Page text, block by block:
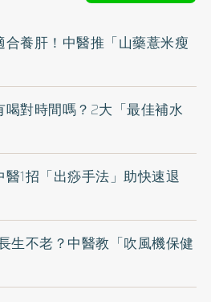
養肝！中醫推「山藥薏米瘦
對時間嗎？2大「最佳補水
1招「出痧手法」助快速退
生不老？中醫教「吹風機保健